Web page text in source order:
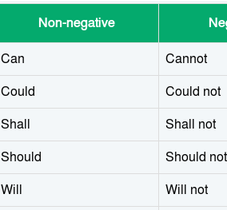
Non-negative
Can Cannot
Could
Could not
Shall
Shall not
Should
Should not
Will
Will not